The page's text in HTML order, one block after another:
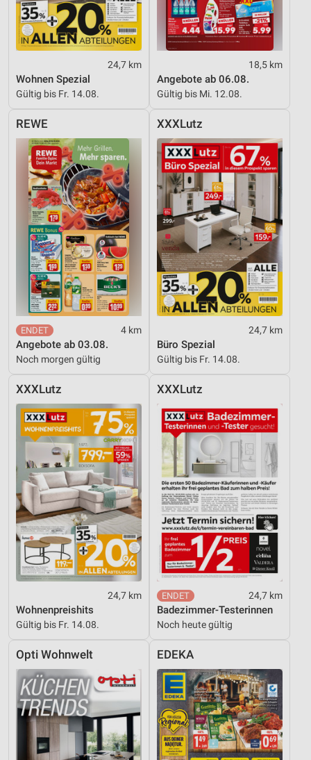
24,7 km
Wohnen Spezial
Gültig bis Fr. 14.08.
18,5 km
Angebote ab 06.08.
Gültig bis Mi. 12.08.
REWE
4 km
Angebote ab 03.08.
Noch morgen gültig
XXXLutz
24,7 km
Büro Spezial
Gültig bis Fr. 14.08.
XXXLutz
24,7 km
Wohnenpreishits
Gültig bis Fr. 14.08.
XXXLutz
24,7 km
Badezimmer-Testerinnen
Noch heute gültig
Opti Wohnwelt EDEKA